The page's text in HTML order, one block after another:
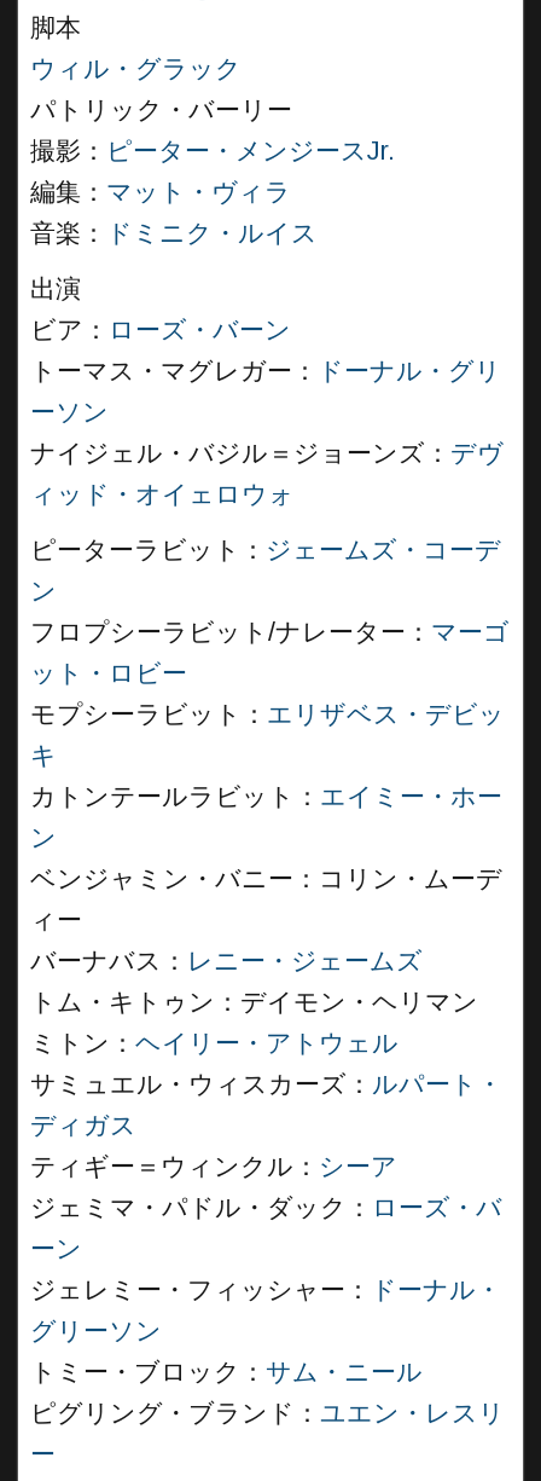
脚本
ウィル・グラック
パトリック・バーリー
撮影： ピーター・メンジースJr.
編集： マット・ヴィラ
音楽：
ドミニク・ルイス
出演
ビア： ローズ・バーン
トーマス・マグレガー：
ドーナル・グリ
ーソン
ナイジェル・バジル＝ジョーンズ： デヴ
ィッド・オイェロウォ
ピーターラビット： ジェームズ・コーデ
ン
フロプシーラビット/ナレーター： マーゴ
ット・ロビー
モプシーラビット： エリザベス・デビッ
キ
カトンテールラビット： エイミー・ホー
ン
ベンジャミン・バニー：コリン・ムーデ
ィー
バーナバス： レニー・ジェームズ
トム・キトゥン：デイモン・ヘリマン
ミトン： ヘイリー・アトウェル
サミュエル・ウィスカーズ： ルパート・
ディガス
ティギー＝ウィンクル： シーア
ジェミマ・パドル・ダック： ローズ・バ
ーン
ジェレミー・フィッシャー：
ドーナル・
グリーソン
トミー・ブロック： サム・ニール
ピグリング・ブランド： ユエン・レスリ
ー